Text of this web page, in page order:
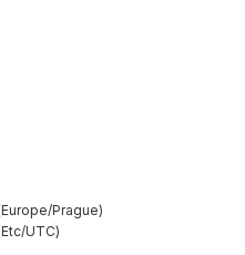
Europe/Prague
Etc/UTC